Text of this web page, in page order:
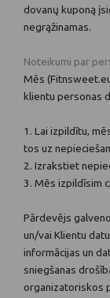
dovanų kuponą
negrąžinamas.
Noteikumi par
Mēs
klientu personas
1. Lai izpildītu,
tos uz
2. Izrakstiet
3. Mēs izpildīsim
Pārdevējs
un/vai Klientu
informācijas un
sniegšanas
organizatoriskos